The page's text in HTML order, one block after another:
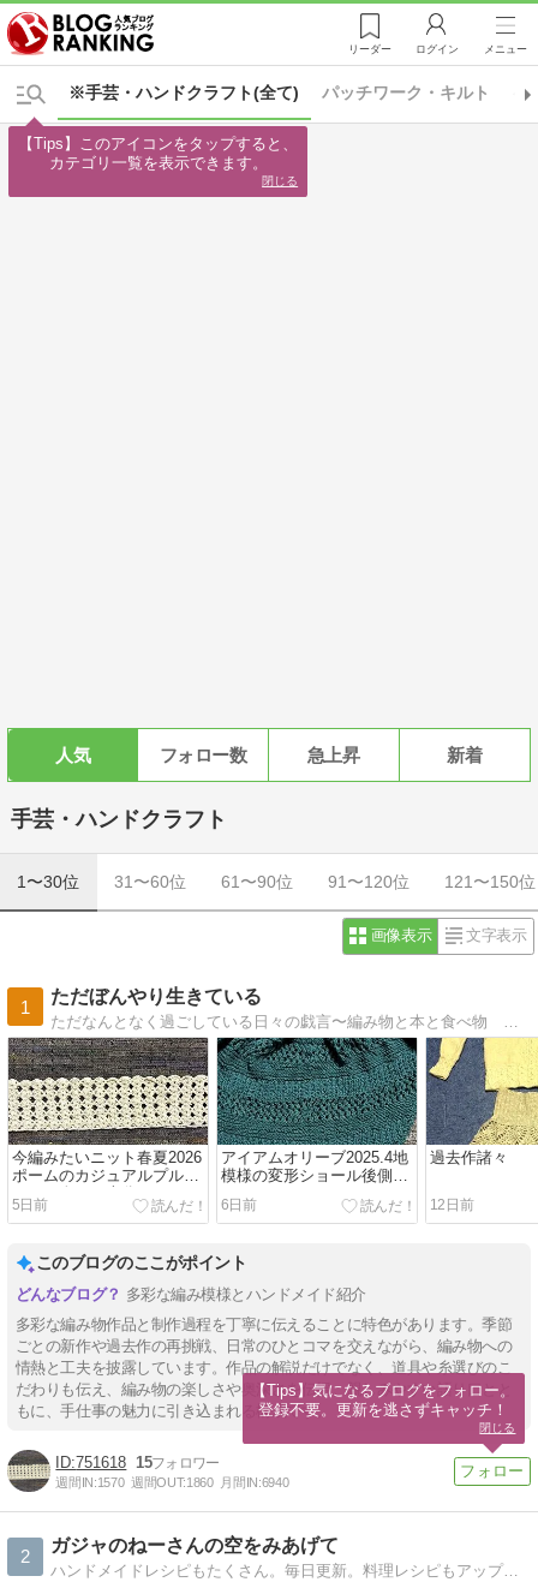
リーダー ログイン メニュー
※手芸・ハンドクラフト(全て) パッチワーク・キルト
人気 フォロー数 急上昇 新着
手芸・ハンドクラフト
1〜30位 31〜60位 61〜90位 91〜120位 121〜150位
画像表示 文字表示
1
ただぼんやり生きている
今編みたいニット春夏2026
ポームのカジュアルプルオ
ーバー身頃下半分まできま
した
5日前
アイアムオリーブ2025.4地
模様の変形ショール後側編
みあがりました
6日前
過去作諸々
12日前
このブログのここがポイント
多彩な編み模様とハンドメイド紹介
多彩な編み物作品と制作過程を丁寧に伝えることに特色があります。季節
ごとの新作や過去作の再挑戦、日常のひとコマを交えながら、編み物への
情熱と工夫を披露しています。作品の解説だけでなく、道具や糸選びのこ
だわりも伝え、編み物の楽しさや奥深さを伝授。親しみやすい語り口とと
もに、手仕事の魅力に引き込まれる構成です。
751618 15
週間IN:1570 週間OUT:1860 月間IN:6940
2
ガジャのねーさんの空をみあげて
ハンドメイドレシピもたくさん。毎日更新。料理レシピもアップ。右欄リストのまとめ、役立ててね。デザイナーで雑貨屋のねーさんがアトリエから発信。
【Tips】このアイコンをタップすると、
カテゴリ一覧を表示できます。
閉じる
【Tips】気になるブログをフォロー。
登録不要。更新を逃さずキャッチ！
閉じる